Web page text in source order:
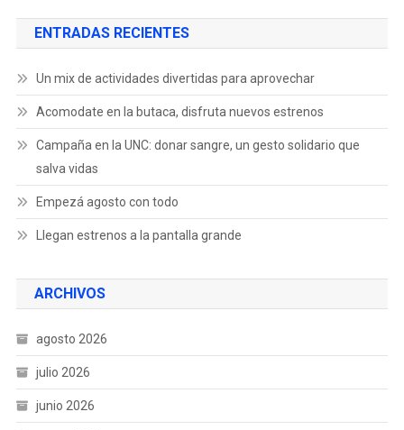
ENTRADAS RECIENTES
Un mix de actividades divertidas para aprovechar
Acomodate en la butaca, disfruta nuevos estrenos
Campaña en la UNC: donar sangre, un gesto solidario que
salva vidas
Empezá agosto con todo
Llegan estrenos a la pantalla grande
ARCHIVOS
agosto 2026
julio 2026
junio 2026